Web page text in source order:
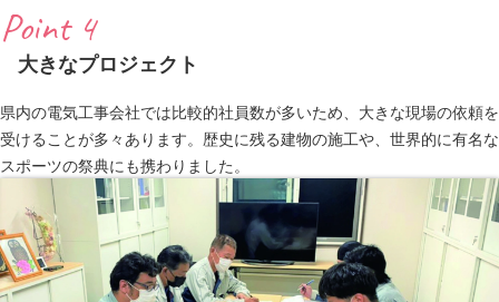
Point 4
大きなプロジェクト
県内の電気工事会社では比較的社員数が多いため、大きな現場の依頼を
受けることが多々あります。歴史に残る建物の施工や、世界的に有名な
スポーツの祭典にも携わりました。